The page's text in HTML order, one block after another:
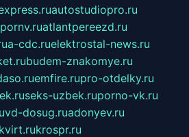
autostudiopro.ru
pornv.ruatlantpereezd.ru
a-cdc.ruelektrostal-news.ru
budem-znakomye.ru
emfire.rupro-otdelky.ru
seks-uzbek.ruporno-vk.ru
vd-dosug.ruadonyev.ru
krospr.ru